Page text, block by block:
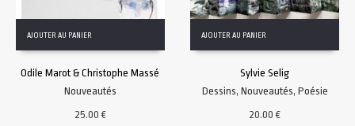
AJOUTER AU PANIER
Odile Marot & Christophe Massé
Nouveautés
25.00€
AJOUTER AU PANIER
Sylvie Selig
Dessins, Nouveautés, Poésie
20.00€